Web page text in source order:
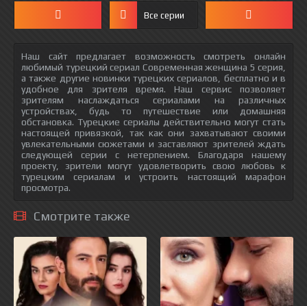
Все серии
Наш сайт предлагает возможность смотреть онлайн
любимый турецкий сериал Современная женщина 5 серия,
а также другие новинки турецких сериалов, бесплатно и в
удобное для зрителя время. Наш сервис позволяет
зрителям наслаждаться сериалами на различных
устройствах, будь то путешествие или домашняя
обстановка. Турецкие сериалы действительно могут стать
настоящей привязкой, так как они захватывают своими
увлекательными сюжетами и заставляют зрителей ждать
следующей серии с нетерпением. Благодаря нашему
проекту, зрители могут удовлетворить свою любовь к
турецким сериалам и устроить настоящий марафон
просмотра.
Смотрите также